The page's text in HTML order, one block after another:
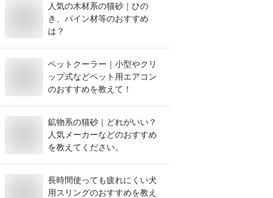
人気の木材系の猫砂｜ひの
き、パイン材等のおすすめ
は？
ペットクーラー｜小型やクリ
ップ式などペット用エアコン
のおすすめを教えて！
鉱物系の猫砂｜どれがいい？
人気メーカーなどのおすすめ
を教えてください。
長時間使っても疲れにくい犬
用スリングのおすすめを教え